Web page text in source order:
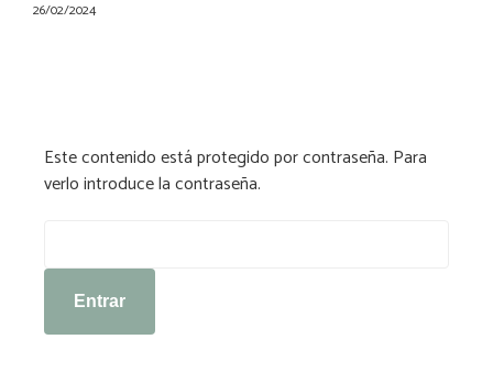
26/02/2024
Este contenido está protegido por contraseña. Para
verlo introduce la contraseña.